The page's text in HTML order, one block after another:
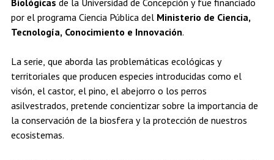
Biológicas de la Universidad de Concepción y fue financiado
por el programa Ciencia Pública del Ministerio de Ciencia,
Tecnología, Conocimiento e Innovación.
La serie, que aborda las problemáticas ecológicas y
territoriales que producen especies introducidas como el
visón, el castor, el pino, el abejorro o los perros
asilvestrados, pretende concientizar sobre la importancia de
la conservación de la biosfera y la protección de nuestros
ecosistemas.